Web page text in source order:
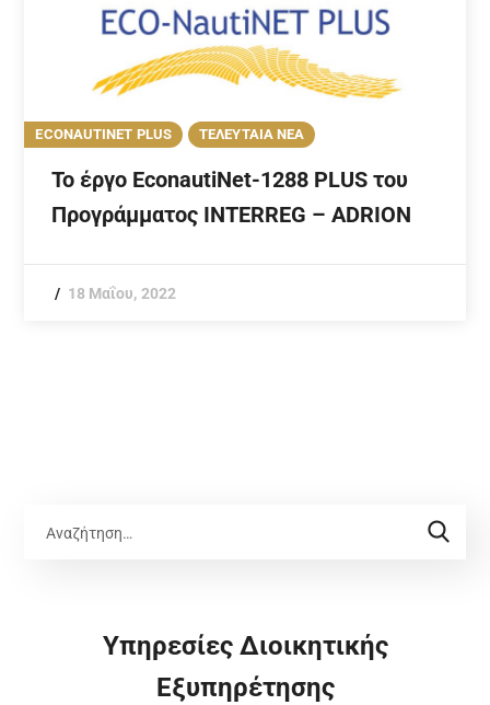
ECONAUTINET PLUS ΤΕΛΕΥΤΑΙΑ ΝΕΑ
Το έργο EconautiNet-1288 PLUS του
Προγράμματος INTERREG – ADRION
18 Μαΐου, 2022
Υπηρεσίες Διοικητικής
Εξυπηρέτησης